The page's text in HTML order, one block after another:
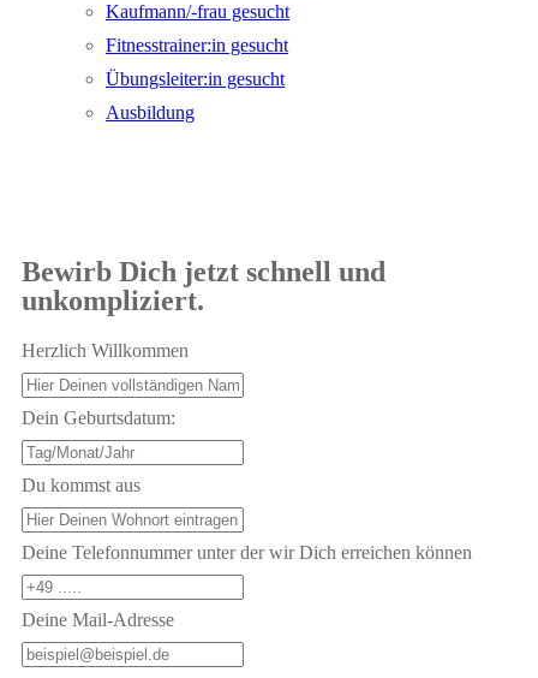
Kaufmann/-frau gesucht
Fitnesstrainer:in gesucht
Übungsleiter:in gesucht
Ausbildung
Erfahre mehr
Erfahre mehr
(Reha-) Übungsleiter
Fitnesstrainer
Erfahre mehr
Bewirb Dich jetzt schnell und
unkompliziert.
Herzlich Willkommen
Dein Geburtsdatum:
Du kommst aus
Deine Telefonnummer unter der wir Dich erreichen können
Deine Mail-Adresse